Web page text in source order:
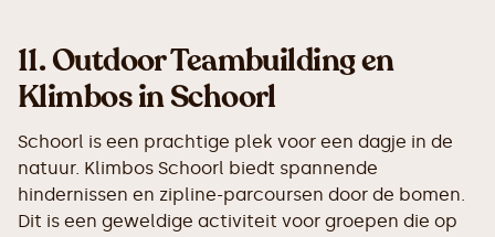
11.Outdoor Teambuilding en
Klimbos in Schoorl
Schoorl is een prachtige plek voor een dagje in de
natuur. Klimbos Schoorl biedt spannende
hindernissen en zipline-parcoursen door de bomen.
Dit is een geweldige activiteit voor groepen die op